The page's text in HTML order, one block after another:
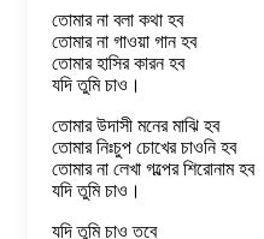
তোমার না বলা কথা হব
তোমার না গাওয়া গান হব
তোমার হাসির কারন হব
যদি তুমি চাও।
তোমার উদাসী মনের মাঝি হব
তোমার নিঃচুপ চোখের চাওনি হব
তোমার না লেখা গল্পের শিরোনাম হব
যদি তুমি চাও।
যদি তুমি চাও তবে